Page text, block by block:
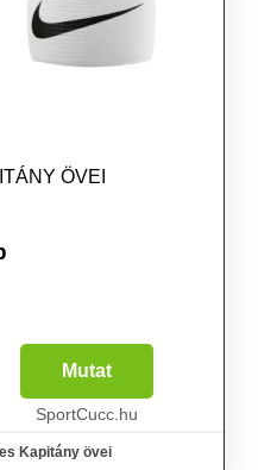
ÖVEI
Mutat
SportCucc.hu
Kapitány övei